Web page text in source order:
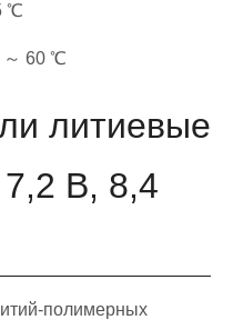
℃
～ 60 ℃
литиевые
В, 8,4
полимерных